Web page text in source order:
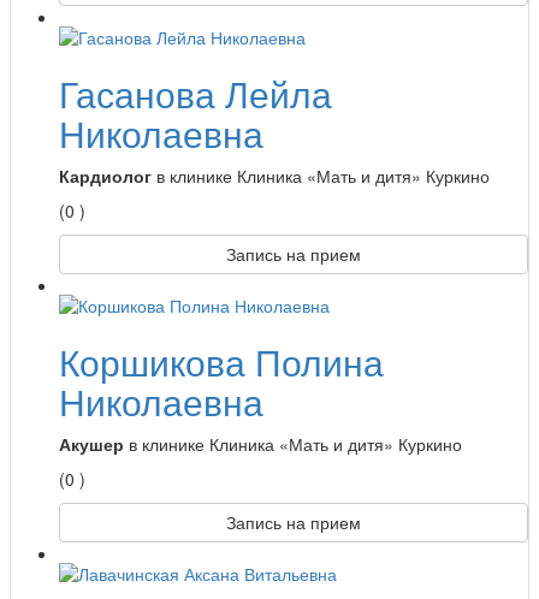
Гасанова Лейла
Николаевна
Кардиолог в клинике Клиника «Мать и дитя» Куркино
(0 )
Запись на прием
Коршикова Полина
Николаевна
Акушер в клинике Клиника «Мать и дитя» Куркино
(0 )
Запись на прием